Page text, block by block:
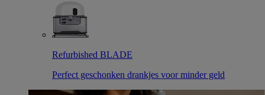
Refurbished BLADE
Perfect geschonken drankjes voor minder geld